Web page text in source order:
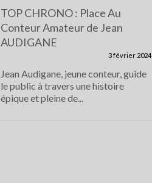
TOP CHRONO : Place Au
Conteur Amateur de Jean
AUDIGANE
3 février 2024
Jean Audigane, jeune conteur, guide
le public à travers une histoire
épique et pleine de...